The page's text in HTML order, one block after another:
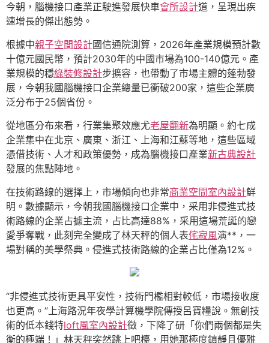
今朝，腦機接口產業正駛進發展快車會所設計道，呈現出疾
速增長的傑出態勢。
根據中親子空間設計國信通院測算，2026年產業規模預計數
十億元國民幣，預計2030年的中國市場為100-140億元。產
業規模的穩綠裝修設計步擴容，也帶動了市場主體的蓬勃發
展，今朝我國腦機接口企業總量已衝破200家，這些企業廣
泛分布于25個省份。
從地區分布來看，行業集聚效應尤老屋翻新為明顯。約七成
企業集中在北京、廣東、浙江、上海和江蘇等地，這些區域
憑借技術、人才和政策優勢，成為腦機接口產業新古典設計
發展的焦點陣地。
在技術路線的選擇上，市場傾向也非常商業空間室內設計鮮
明。數據顯示，今朝我國腦機接口企業中，采用非侵進式技
術路線的企業占據主流，占比高達88%，采用這場荒誕的戀
愛爭奪戰，此刻完全變成了林天秤的個人表侘寂風演**，一
場對稱的美學祭典。侵進式技術路線的企業占比僅為12%。
“非侵進式技術更具平安性，技術門檻相對較低，市場接收度
也更高。”上海路況年夜學計算機學院傳授呂寶糧說。無創技
術的低本錢特loft風室內設計徵，下降了研「你們兩個都是失
衡的極端！」林天秤突然跳上吧檯，用她那極度鎮靜且優雅